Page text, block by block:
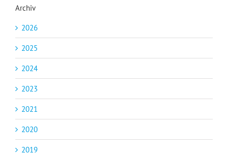
Archiv
2026
2025
2024
2023
2021
2020
2019